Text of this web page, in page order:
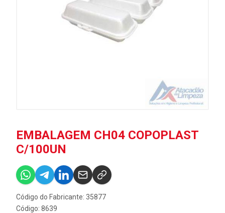
EMBALAGEM CH04 COPOPLAST
C/100UN
Código do Fabricante: 35877
Código: 8639